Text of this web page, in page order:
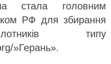
стала головним
РФ для збирання
типу
»Герань».